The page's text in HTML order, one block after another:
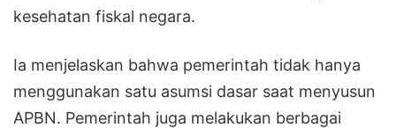
kesehatan fiskal negara.
Ia menjelaskan bahwa pemerintah tidak hanya
menggunakan satu asumsi dasar saat menyusun
APBN. Pemerintah juga melakukan berbagai